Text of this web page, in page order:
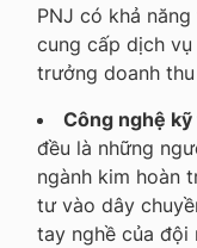
PNJ có khả
cung cấp dịch
trưởng doanh
Công nghệ
đều là những
ngành kim hoàn
tư vào dây
tay nghề của đội